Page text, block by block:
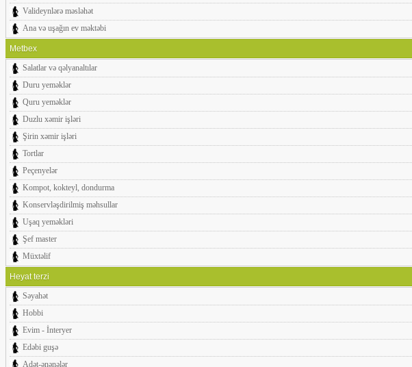
Valideynlərə məsləhət
Ana və uşağın ev məktəbi
Metbex
Salatlar və qəlyanaltılar
Duru yeməklər
Quru yeməklər
Duzlu xəmir işləri
Şirin xəmir işləri
Tortlar
Peçenyelər
Kompot, kokteyl, dondurma
Konservləşdirilmiş məhsullar
Uşaq yeməkləri
Şef master
Müxtəlif
Heyat terzi
Səyahət
Hobbi
Evim - İnteryer
Edəbi guşə
Adət-ənənələr